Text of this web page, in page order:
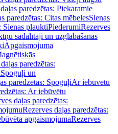
paredzētas: Piekaramie
paredzētas: Citas mēbelesSienas
Sienas plauktiPiederumiRezerves
sadalītāji un uzglabāšanas
Apgaismojuma
paredzētas:
Spoguļi un
paredzētas: SpoguļiAr iebūvētu
Ar iebūvētu
daļas paredzētas:
Rezerves daļas paredzētas:
apgaismojumaRezerves